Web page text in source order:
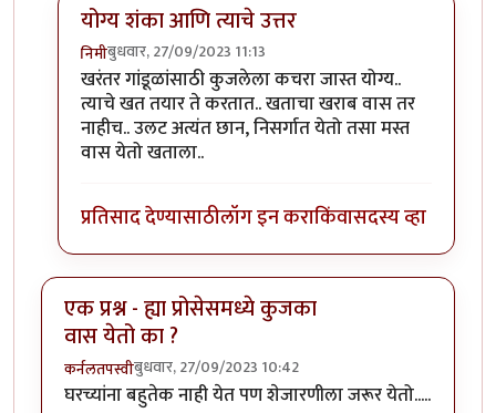
योग्य शंका आणि त्याचे उत्तर
निमीबुधवार, 27/09/2023 11:13
In reply toचांगलाच उपक्रमbyसौन्दर्य
खरंतर गांडूळांसाठी कुजलेला कचरा जास्त योग्य..
त्याचे खत तयार ते करतात.. खताचा खराब वास तर
नाहीच.. उलट अत्यंत छान, निसर्गात येतो तसा मस्त
वास येतो खताला..
प्रतिसाद देण्यासाठीलॉग इन कराकिंवासदस्य व्हा
एक प्रश्न - ह्या प्रोसेसमध्ये कुजका
वास येतो का ?
कर्नलतपस्वीबुधवार, 27/09/2023 10:42
घरच्यांना बहुतेक नाही येत पण शेजारणीला जरूर येतो.....